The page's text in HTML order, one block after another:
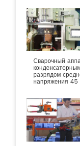
Сварочный
разрядом
напряжения 45